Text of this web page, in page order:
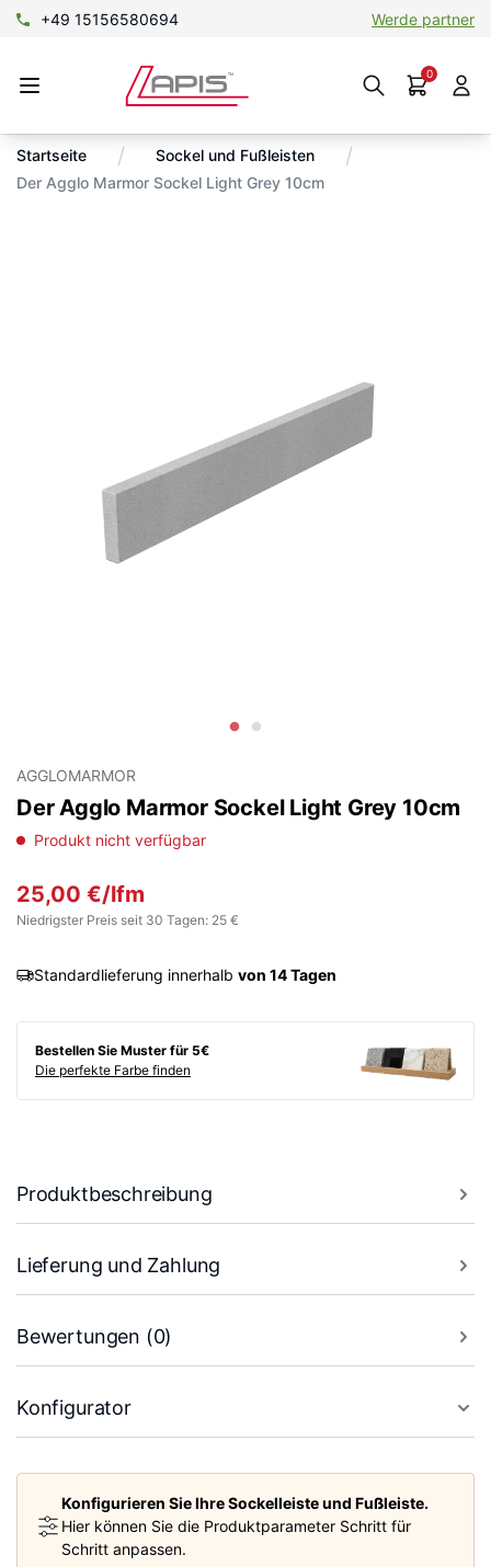
+49 15156580694 Werde partner
0
Startseite / Sockel und Fußleisten /
Der Agglo Marmor Sockel Light Grey 10cm
AGGLOMARMOR
Der Agglo Marmor Sockel Light Grey 10cm
Produkt nicht verfügbar
25,00 €/lfm
Niedrigster Preis seit 30 Tagen: 25 €
Standardlieferung innerhalb von 14 Tagen
Bestellen Sie Muster für 5€
Die perfekte Farbe finden
Produktbeschreibung
Lieferung und Zahlung
Bewertungen (0)
Konfigurator
Konfigurieren Sie Ihre Sockelleiste und Fußleiste.
Hier können Sie die Produktparameter Schritt für
Schritt anpassen.